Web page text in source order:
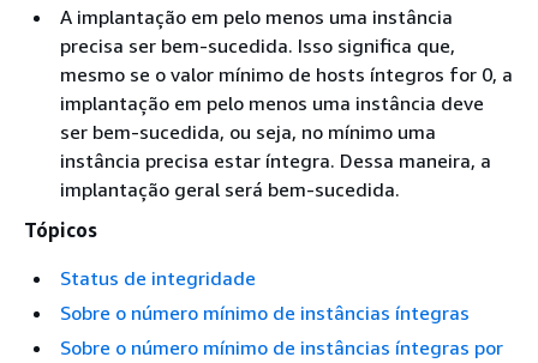
A implantação em pelo menos uma instância
precisa ser bem-sucedida. Isso significa que,
mesmo se o valor mínimo de hosts íntegros for 0, a
implantação em pelo menos uma instância deve
ser bem-sucedida, ou seja, no mínimo uma
instância precisa estar íntegra. Dessa maneira, a
implantação geral será bem-sucedida.
Tópicos
Status de integridade
Sobre o número mínimo de instâncias íntegras
Sobre o número mínimo de instâncias íntegras por